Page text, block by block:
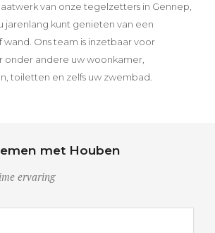
van onze tegelzetters in Gennep,
jarenlang kunt genieten van een
Ons team is inzetbaar voor
andere uw woonkamer,
toiletten en zelfs uw zwembad.
met Houben
ervaring